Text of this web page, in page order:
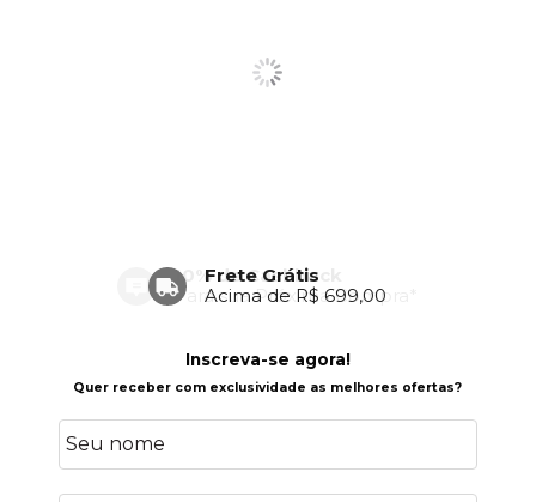
Frete Grátis
Acima de R$ 699,00
Inscreva-se agora!
Quer receber com exclusividade as melhores ofertas?